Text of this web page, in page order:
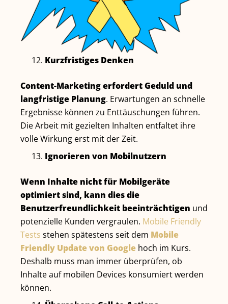
Kurzfristiges Denken
Content-Marketing erfordert Geduld und
langfristige Planung. Erwartungen an schnelle
Ergebnisse können zu Enttäuschungen führen.
Die Arbeit mit gezielten Inhalten entfaltet ihre
volle Wirkung erst mit der Zeit.
Ignorieren von Mobilnutzern
Wenn Inhalte nicht für Mobilgeräte
optimiert sind, kann dies die
Benutzerfreundlichkeit beeinträchtigen und
potenzielle Kunden vergraulen. Mobile Friendly
Tests stehen spätestens seit dem Mobile
Friendly Update von Google hoch im Kurs.
Deshalb muss man immer überprüfen, ob
Inhalte auf mobilen Devices konsumiert werden
können.